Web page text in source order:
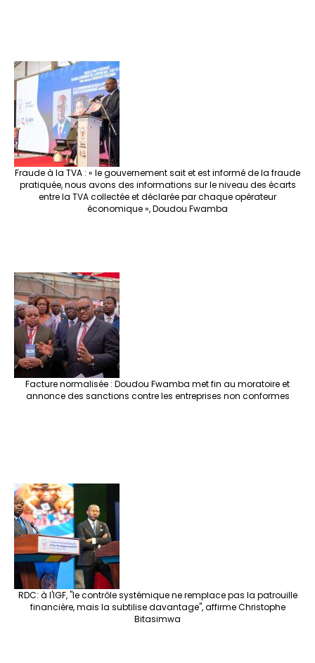
Fraude à la TVA : « le gouvernement sait et est informé de la fraude
pratiquée, nous avons des informations sur le niveau des écarts
entre la TVA collectée et déclarée par chaque opérateur
économique », Doudou Fwamba
Facture normalisée : Doudou Fwamba met fin au moratoire et
annonce des sanctions contre les entreprises non conformes
RDC: à l'IGF, "le contrôle systémique ne remplace pas la patrouille
financière, mais la subtilise davantage", affirme Christophe
Bitasimwa